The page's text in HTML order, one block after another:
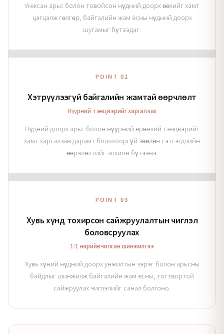
Унжсан арьс болон товойсон нүдний доорх өөхийг хамт
цэгцэлж гөлгөр, байгалийн жам ёсны нүдний доорх
шугамыг бүтээдэг.
POINT 02
Хэтрүүлээгүй байгалийн жамтай өөрчлөлт
Нүүрний тэнцвэрийг харгалзах
Нүдний доорх арьс болон нүүрний ерөнхий тэнцвэрийг
хамт харгалзан дарамт болохооргүй зөөлөн сэтгэгдлийн
өөрчлөлтийг зохион бүтээнэ.
POINT 03
Хувь хүнд тохирсон сайжруулалтын чиглэл
боловсруулах
1:1 нарийвчилсан шинжилгээ
Хувь хүний нүдний доорх унжилтын зэрэг болон арьсны
байдлыг шинжилж байгалийн жам ёсны, тогтвортой
сайжруулах чиглэлийг санал болгоно.